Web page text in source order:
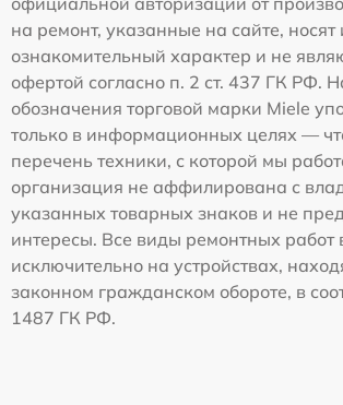
на ремонт, указанные на сайте,
ознакомительный характер и не
офертой согласно п. 2 ст. 437 ГК РФ.
обозначения торговой марки Miele
только в информационных целях —
перечень техники, с которой мы
организация не аффилирована с
указанных товарных знаков и не
интересы. Все виды ремонтных работ
исключительно на устройствах,
законном гражданском обороте, в
1487 ГК РФ.